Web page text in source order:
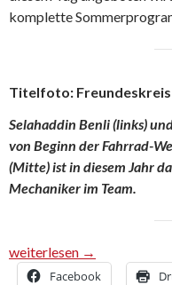
komplette
Titelfoto:
Selahaddin Benli (links)
von Beginn der Fahrrad-
(Mitte) ist in diesem Jahr
Mechaniker im Team.
Zum Auftakt gibt es einen
weiterlesen →
Facebook